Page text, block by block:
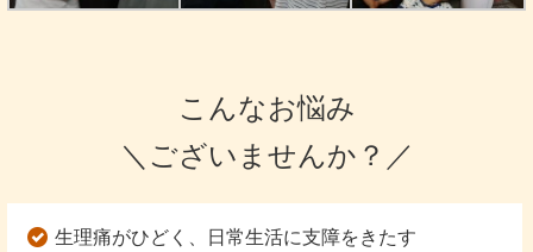
こんなお悩み
＼ございませんか？／
生理痛がひどく、日常生活に支障をきたす